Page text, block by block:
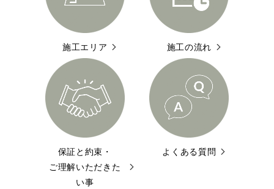
施工エリア 施工の流れ
保証と約束・
ご理解いただきた
い事
よくある質問